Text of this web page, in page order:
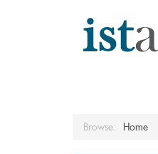
Browse: Home